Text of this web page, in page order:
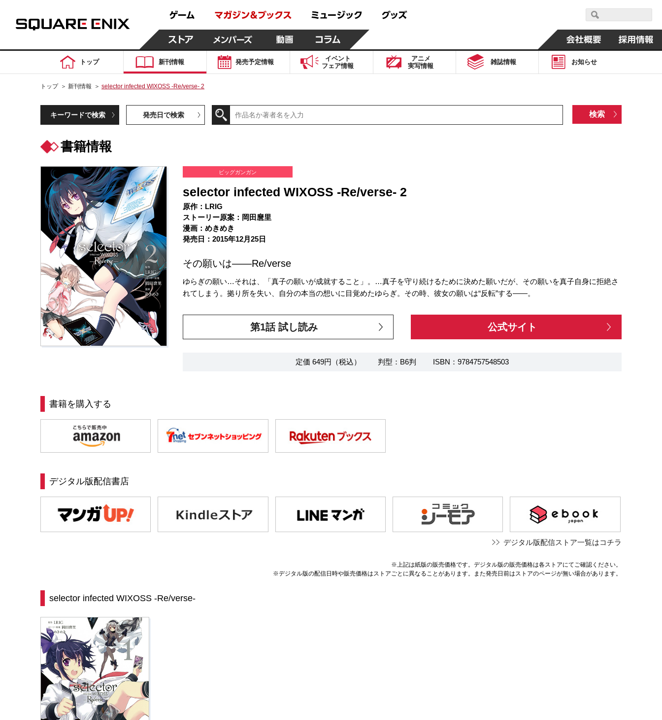
トップ 新刊情報 発売予定情報
イベント
フェア情報
アニメ
実写情報
雑誌情報 お知らせ
トップ ＞ 新刊情報 ＞ selector infected WIXOSS -Re/verse- 2
キーワードで検索 発売日で検索
書籍情報
ビッグガンガン
selector infected WIXOSS -Re/verse- 2
原作：LRIG
ストーリー原案：岡田麿里
漫画：めきめき
発売日：2015年12月25日
その願いは――Re/verse
ゆらぎの願い…それは、「真子の願いが成就すること」。…真子を守り続けるために決めた願いだが、その願いを真子自身に拒絶さ
れてしまう。拠り所を失い、自分の本当の想いに目覚めたゆらぎ。その時、彼女の願いは“反転”する――。
第1話 試し読み 公式サイト
定価 649円（税込） 判型：B6判 ISBN：9784757548503
書籍を購入する
デジタル版配信書店
デジタル版配信ストア一覧はコチラ
※上記は紙版の販売価格です。デジタル版の販売価格は各ストアにてご確認ください。
※デジタル版の配信日時や販売価格はストアごとに異なることがあります。また発売日前はストアのページが無い場合があります。
selector infected WIXOSS -Re/verse-